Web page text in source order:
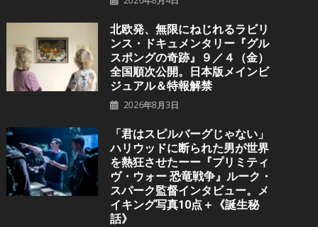
北欧発、無限にねじれるラビリ
ンス・ドキュメンタリー『グル
スポングの奇跡』９／４（金）
全国順次公開。日本版メインビ
ジュアル＆特報解禁
2026年8月3日
「君はスピルバーグじゃない」
ハリウッドに断られた男が世界
を熱狂させたーー『プリミティ
ヴ・ウォー 恐⻯戦争』ルーク・
スパーク監督インタビュー。メ
イキング写真10点＋《誕⽣秘
話》